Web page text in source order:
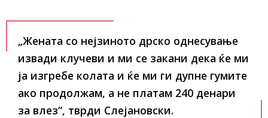
„Жената со нејзиното дрско однесување
извади клучеви и ми се закани дека ќе ми
ја изгребе колата и ќе ми ги дупне гумите
ако продолжам, а не платам 240 денари
за влез“, тврди Слејановски.